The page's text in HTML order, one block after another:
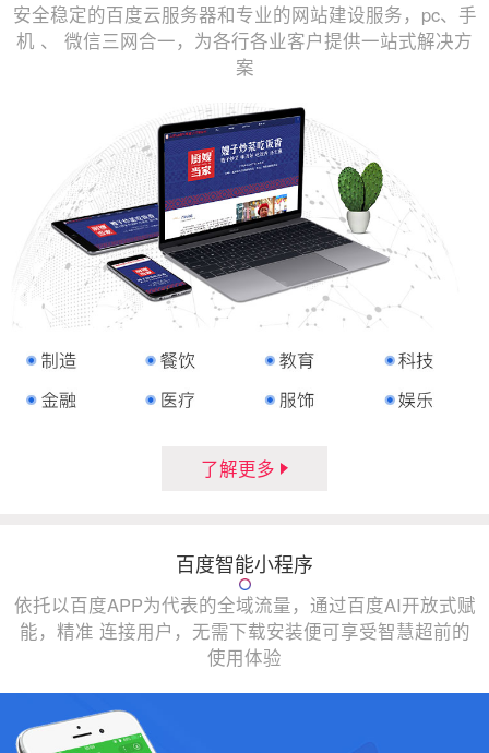
安全稳定的百度云服务器和专业的网站建设服务，pc、手
机 、 微信三网合一，为各行各业客户提供一站式解决方
案
了解更多
百度智能小程序
依托以百度APP为代表的全域流量，通过百度AI开放式赋
能，精准 连接用户，无需下载安装便可享受智慧超前的
使用体验